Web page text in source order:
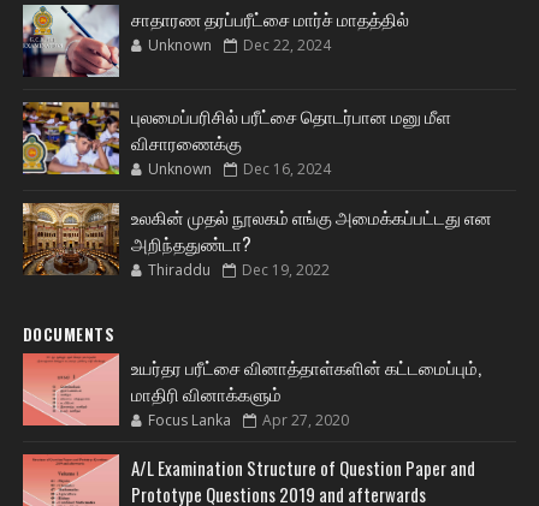
சாதாரண தரப்பரீட்சை மார்ச் மாதத்தில்
Unknown Dec 22, 2024
புலமைப்பரிசில் பரீட்சை தொடர்பான மனு மீள
விசாரணைக்கு
Unknown Dec 16, 2024
உலகின் முதல் நூலகம் எங்கு அமைக்கப்பட்டது என
அறிந்ததுண்டா?
Thiraddu Dec 19, 2022
DOCUMENTS
உயர்தர பரீட்சை வினாத்தாள்களின் கட்டமைப்பும்,
மாதிரி வினாக்களும்
Focus Lanka Apr 27, 2020
A/L Examination Structure of Question Paper and
Prototype Questions 2019 and afterwards